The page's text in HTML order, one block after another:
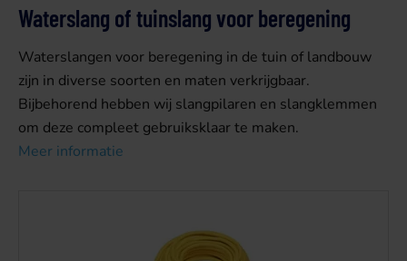
Waterslang of tuinslang voor beregening
Waterslangen voor beregening in de tuin of landbouw
zijn in diverse soorten en maten verkrijgbaar.
Bijbehorend hebben wij slangpilaren en slangklemmen
om deze compleet gebruiksklaar te maken.
Meer informatie